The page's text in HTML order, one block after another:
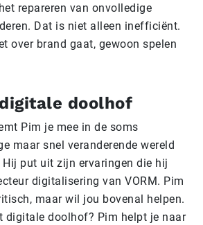
repareren van onvolledige
Dat is niet alleen inefficiënt.
over brand gaat, gewoon spelen
doolhof
Pim je mee in de soms
maar snel veranderende wereld
put uit zijn ervaringen die hij
digitalisering van VORM. Pim
maar wil jou bovenal helpen.
digitale doolhof? Pim helpt je naar